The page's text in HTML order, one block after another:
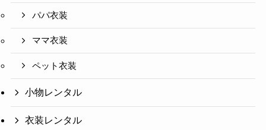
パパ衣装
ママ衣装
ペット衣装
小物レンタル
衣装レンタル